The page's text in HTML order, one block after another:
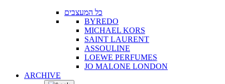
כל המעצבים
BYREDO
MICHAEL KORS
SAINT LAURENT
ASSOULINE
LOEWE PERFUMES
JO MALONE LONDON
ARCHIVE